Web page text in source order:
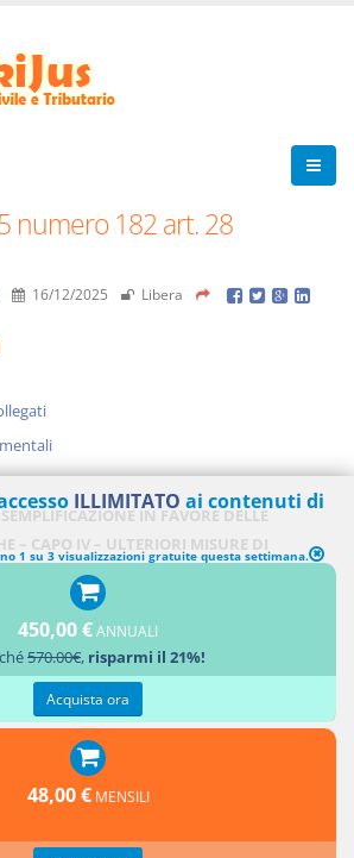
numero 182 art. 28
16/12/2025 Libera
IN FAVORE DELLE
– CAPO IV – ULTERIORI MISURE DI
DI SEMPLIFICAZIONE IN MATERIA
2025
All'articolo
ILLIMITATO ai contenuti di
1 su 3 visualizzazioni gratuite questa settimana.
450,00 €ANNUALI
570.00€, risparmi il 21%!
Acquista ora
48,00 € MENSILI